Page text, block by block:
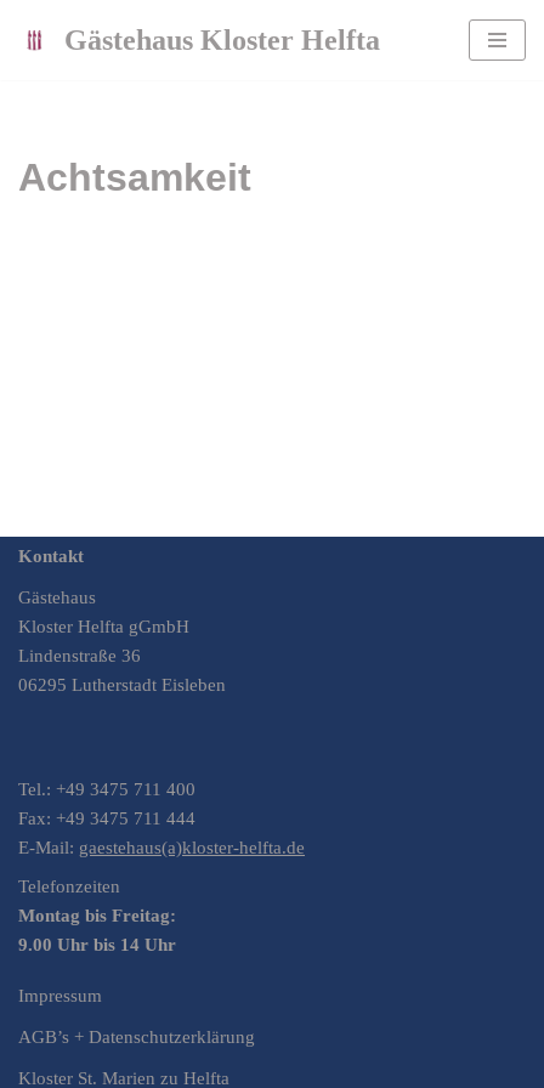
Gästehaus Kloster Helfta
Achtsamkeit
Kontakt
Gästehaus
Kloster Helfta gGmbH
Lindenstraße 36
06295 Lutherstadt Eisleben
Tel.: +49 3475 711 400
Fax: +49 3475 711 444
E-Mail: gaestehaus(a)kloster-helfta.de
Telefonzeiten
Montag bis Freitag:
9.00 Uhr bis 14 Uhr
Impressum
AGB’s + Datenschutzerklärung
Kloster St. Marien zu Helfta